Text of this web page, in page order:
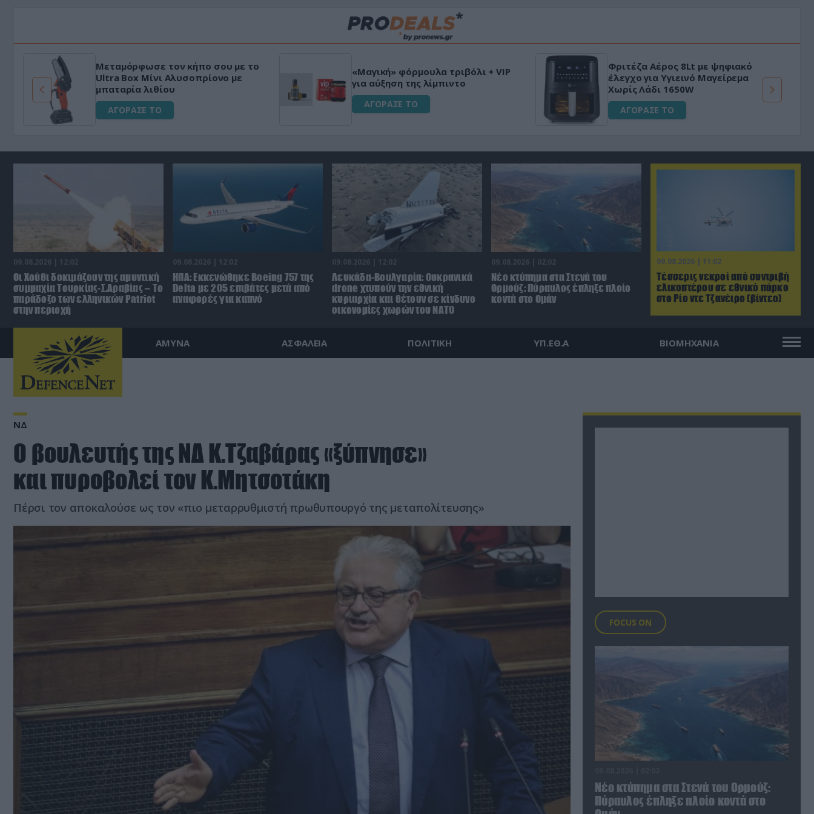
Μεταμόρφωσε τον κήπο σου με το
Ultra Box Μίνι Αλυσοπρίονο με
μπαταρία λιθίου
ΑΓΟΡΑΣΕ ΤΟ
«Μαγική» φόρμουλα τριβόλι + VIP
για αύξηση της λίμπιντο
ΑΓΟΡΑΣΕ ΤΟ
Φριτέζα Αέρος 8Lt με ψηφιακό
έλεγχο για Υγιεινό Μαγείρεμα
Χωρίς Λάδι 1650W
ΑΓΟΡΑΣΕ ΤΟ
09.08.2026 | 11:02
Τέσσερις νεκροί από συντριβή
ελικοπτέρου σε εθνικό πάρκο
στο Ρίο ντε Τζανέιρο (βίντεο)
09.08.2026 | 12:02
Οι Χούθι δοκιμάζουν της αμυντική
συμμαχία Τουρκίας-Σ.Αραβίας – Το
παράδοξο των ελληνικών Patriot
στην περιοχή
09.08.2026 | 12:02
ΗΠΑ: Εκκενώθηκε Boeing 757 της
Delta με 205 επιβάτες μετά από
αναφορές για καπνό
09.08.2026 | 12:02
Λευκάδα-Βουλγαρία: Ουκρανικά
drone χτυπούν την εθνική
κυριαρχία και θέτουν σε κίνδυνο
οικονομίες χωρών του ΝΑΤΟ
09.08.2026 | 02:02
Νέο κτύπημα στα Στενά του
Ορμούζ: Πύραυλος έπληξε πλοίο
κοντά στο Ομάν
ΑΜΥΝΑ ΑΣΦΑΛΕΙΑ ΠΟΛΙΤΙΚΗ ΥΠ.ΕΘ.Α ΒΙΟΜΗΧΑΝΙΑ
ΝΔ
Ο βουλευτής της ΝΔ Κ.Τζαβάρας «ξύπνησε»
και πυροβολεί τον Κ.Μητσοτάκη
Πέρσι τον αποκαλούσε ως τον «πιο μεταρρυθμιστή πρωθυπουργό της μεταπολίτευσης»
FOCUS ON
Νέο κτύπημα στα Στενά του Ορμούζ:
Πύραυλος έπληξε πλοίο κοντά στο